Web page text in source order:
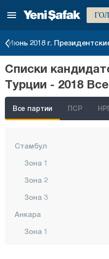
Июнь 2018 г.
Списки
Турции - 2018
Все партии ПСР
Стамбул
Зона 1
Зона 2
Зона 3
Анкара
Зона 1